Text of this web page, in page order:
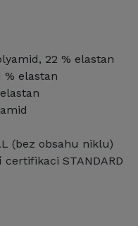
22 % elastan
% elastan
(bez obsahu niklu)
STANDARD